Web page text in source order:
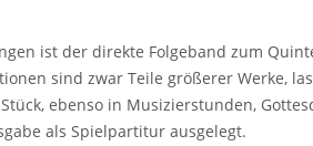
ist der direkte Folgeband zum
sind zwar Teile größerer Werke,
ebenso in Musizierstunden,
als Spielpartitur ausgelegt.